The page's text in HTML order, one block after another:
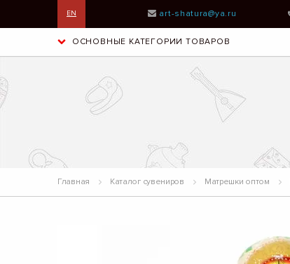
EN art-shatura@ya.ru
ОСНОВНЫЕ КАТЕГОРИИ ТОВАРОВ
Главная Каталог сувениров Матрешки оптом